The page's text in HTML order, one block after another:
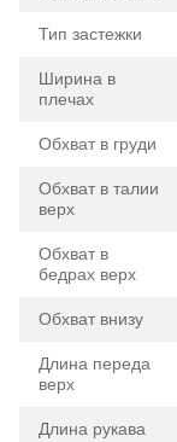
Тип застежки
Ширина в
плечах
Обхват в груди
Обхват в талии
верх
Обхват в
бедрах верх
Обхват внизу
Длина переда
верх
Длина рукава